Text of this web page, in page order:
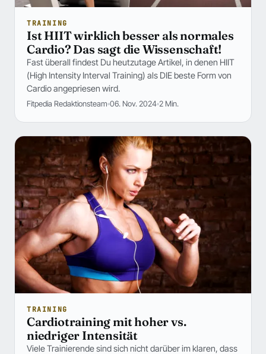
TRAINING
Ist HIIT wirklich besser als normales
Cardio? Das sagt die Wissenschaft!
Fast überall findest Du heutzutage Artikel, in denen HIIT
(High Intensity Interval Training) als DIE beste Form von
Cardio angepriesen wird.
Fitpedia Redaktionsteam 06. Nov. 2024 2 Min.
TRAINING
Cardiotraining mit hoher vs.
niedriger Intensität
Viele Trainierende sind sich nicht darüber im klaren, dass